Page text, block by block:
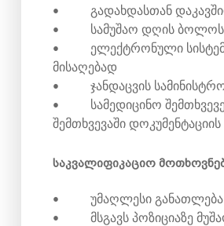
• გადახდასთან
• სამუშაო დღის ბოლოს
• ელექტრონული სისტემის
მისაღებად
• ჯანდაცვის
• სამედიცინო
შემთხვევაში
საკვალიფიკაციო
• უმაღლესი განათლება
• მსგავს პოზიციაზე